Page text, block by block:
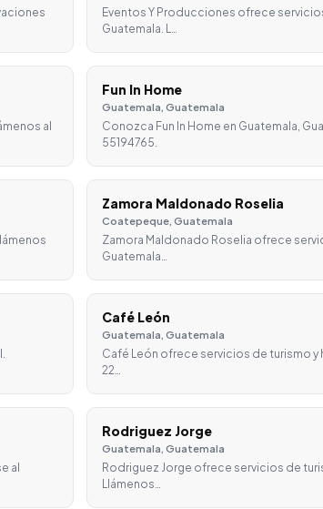
Eventos Y Producciones ofrece
Guatemala. L…
al
Fun In Home
Guatemala, Guatemala
Conozca Fun In Home en Guatemala,
55194765.
Zamora Maldonado Roselia
Coatepeque, Guatemala
Zamora Maldonado Roselia ofrece
Guatemala…
Café León
Guatemala, Guatemala
Café León ofrece servicios de turismo y
22…
al
Rodriguez Jorge
Guatemala, Guatemala
Rodriguez Jorge ofrece servicios de
Llámenos…